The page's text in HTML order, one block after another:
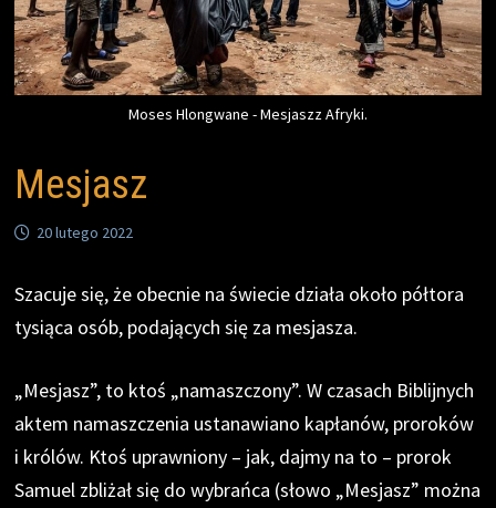
Moses Hlongwane - Mesjaszz Afryki.
Mesjasz
20 lutego 2022
Szacuje się, że obecnie na świecie działa około półtora
tysiąca osób, podających się za mesjasza.
„Mesjasz”, to ktoś „namaszczony”. W czasach Biblijnych
aktem namaszczenia ustanawiano kapłanów, proroków
i królów. Ktoś uprawniony – jak, dajmy na to – prorok
Samuel zbliżał się do wybrańca (słowo „Mesjasz” można